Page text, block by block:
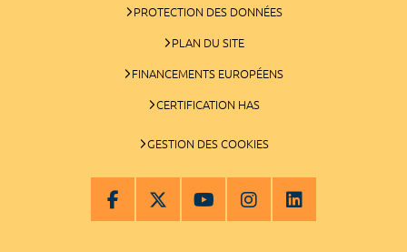
PROTECTION DES DONNÉES
PLAN DU SITE
FINANCEMENTS EUROPÉENS
CERTIFICATION HAS
GESTION DES COOKIES